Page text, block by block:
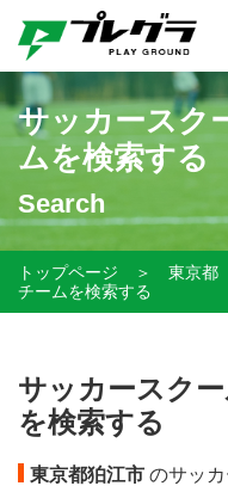
サッカースク
ムを検索する
Search
トップページ ＞ 東京都
チームを検索する
サッカースク
を検索する
東京都狛江市 のサッ